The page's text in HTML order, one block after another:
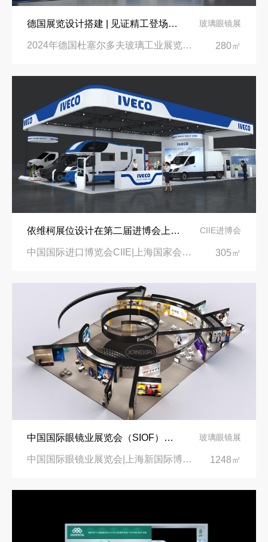
德国展览设计搭建 | 见证精工登场玻璃工业展览会 Glasstec 2024 玻璃眼镜展
2024年德国杜塞尔多夫玻璃工业展览会Glasstec|德国杜塞尔多夫会展中心 280㎡
依维柯展位设计在第二届进博会上吸引万千瞩目 CIIE进博会
中国国际进口博览会CIIE|上海国家会展中心 305㎡
中国国际眼镜业展览会（SIOF）‌展台设计搭建-眼镜业巨头依视路陆逊梯卡 玻璃眼镜展
中国国际眼镜业展览会|上海新国际博览中心‌ 1248㎡